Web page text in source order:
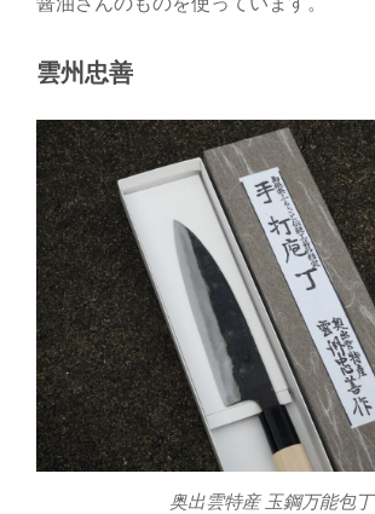
雲州忠善
奥出雲特産 玉鋼万能包丁